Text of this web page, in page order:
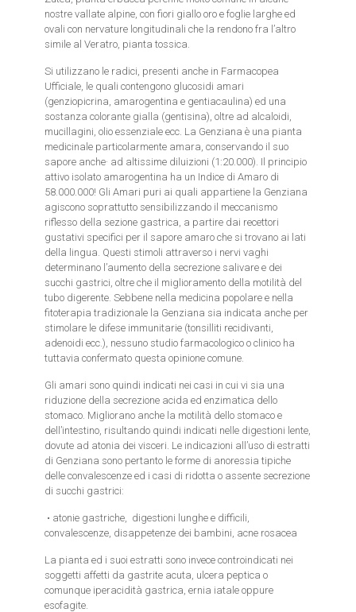
nostre vallate alpine, con fiori giallo oro e foglie larghe ed
ovali con nervature longitudinali che la rendono fra l’altro
simile al Veratro, pianta tossica.
Si utilizzano le radici, presenti anche in Farmacopea
Ufficiale, le quali contengono glucosidi amari
(genziopicrina, amarogentina e gentiacaulina) ed una
sostanza colorante gialla (gentisina), oltre ad alcaloidi,
mucillagini, olio essenziale ecc. La Genziana è una pianta
medicinale particolarmente amara, conservando il suo
sapore anche· ad altissime diluizioni (1:20.000). Il principio
attivo isolato amarogentina ha un Indice di Amaro di
58.000.000! Gli Amari puri ai quali appartiene la Genziana
agiscono soprattutto sensibilizzando il meccanismo
riflesso della sezione gastrica, a partire dai recettori
gustativi specifici per il sapore amaro che si trovano ai lati
della lingua. Questi stimoli attraverso i nervi vaghi
determinano l’aumento della secrezione salivare e dei
succhi gastrici, oltre che il miglioramento della motilità del
tubo digerente. Sebbene nella medicina popolare e nella
fitoterapia tradizionale la Genziana sia indicata anche per
stimolare le difese immunitarie (tonsilliti recidivanti,
adenoidi ecc.), nessuno studio farmacologico o clinico ha
tuttavia confermato questa opinione comune.
Gli amari sono quindi indicati nei casi in cui vi sia una
riduzione della secrezione acida ed enzimatica dello
stomaco. Migliorano anche la motilità dello stomaco e
dell’intestino, risultando quindi indicati nelle digestioni lente,
dovute ad atonia dei visceri. Le indicazioni all’uso di estratti
di Genziana sono pertanto le forme di anoressia tipiche
delle convalescenze ed i casi di ridotta o assente secrezione
di succhi gastrici:
• atonie gastriche, digestioni lunghe e difficili,
convalescenze, disappetenze dei bambini, acne rosacea
La pianta ed i suoi estratti sono invece controindicati nei
soggetti affetti da gastrite acuta, ulcera peptica o
comunque iperacidità gastrica, ernia iatale oppure
esofagite.